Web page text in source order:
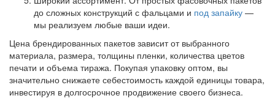
до сложных конструкций с фальцами и под запайку —
мы реализуем любые ваши идеи.
Цена брендированных пакетов зависит от выбранного
материала, размера, толщины пленки, количества цветов
печати и объема тиража. Покупая упаковку оптом, вы
значительно снижаете себестоимость каждой единицы товара,
инвестируя в долгосрочное продвижение своего бизнеса.